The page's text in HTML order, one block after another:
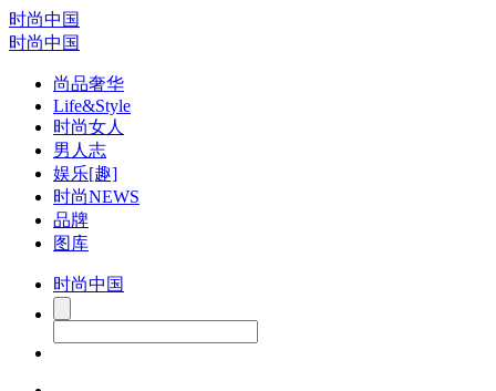
时尚中国
时尚中国
尚品奢华
Life&Style
时尚女人
男人志
娱乐[趣]
时尚NEWS
品牌
图库
时尚中国